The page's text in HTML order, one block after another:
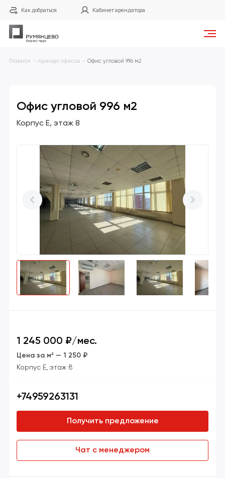
Как добраться Кабинет арендатора
Главная Аренда офисов Офис угловой 996 м2
Офис угловой 996 м2
Корпус Е этаж 8
1 245 000 ₽/мес.
Цена за м² — 1 250 ₽
Корпус Е, этаж 8
+74959263131
Получить предложение
Чат с менеджером